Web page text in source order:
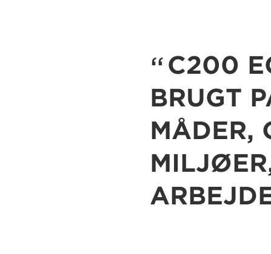
C200
BRUGT
MÅDER,